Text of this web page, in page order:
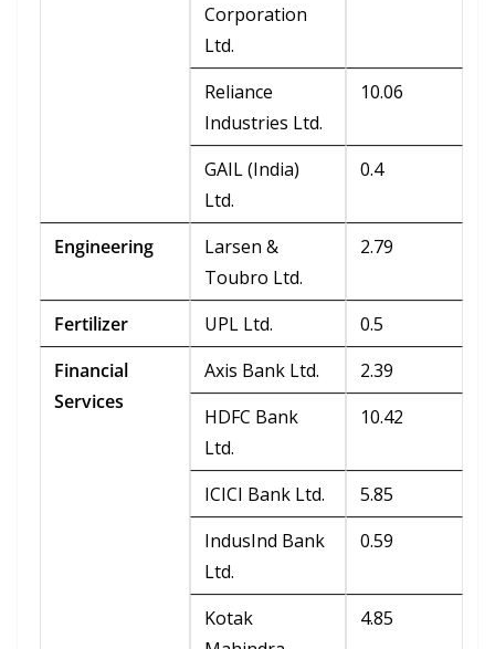
Corporation
Ltd.
Reliance
Industries Ltd.
10.06
GAIL (India)
Ltd.
0.4
Engineering
Larsen &
Toubro Ltd.
2.79
Fertilizer UPL Ltd.
0.5
Financial
Services
Axis Bank Ltd.
2.39
HDFC Bank
Ltd.
10.42
ICICI Bank Ltd.
5.85
IndusInd Bank
Ltd.
0.59
Kotak
4.85